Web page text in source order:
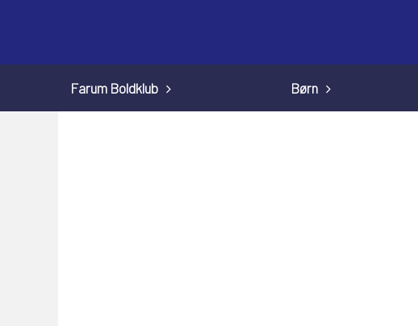
Farum Boldklub Børn